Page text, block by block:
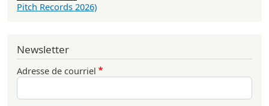
Pitch Records 2026)
Newsletter
Adresse de courriel